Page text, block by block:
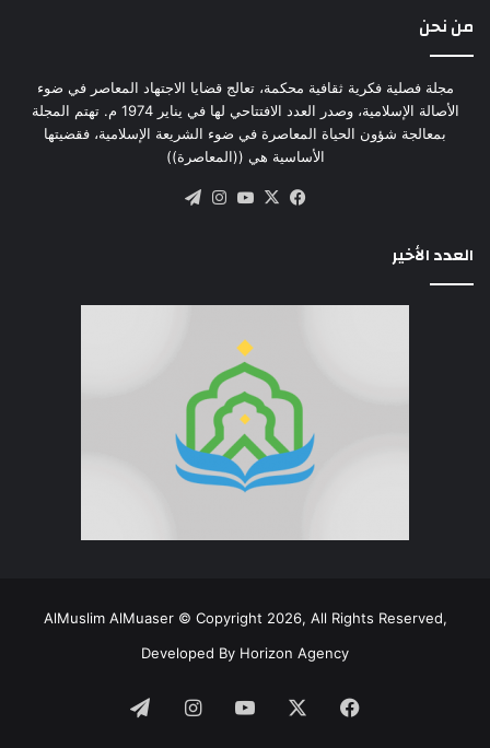
من نحن
مجلة فصلية فكرية ثقافية محكمة، تعالج قضايا الاجتهاد المعاصر في ضوء
الأصالة الإسلامية، وصدر العدد الافتتاحي لها في يناير 1974 م. تهتم المجلة
بمعالجة شؤون الحياة المعاصرة في ضوء الشريعة الإسلامية، فقضيتها
الأساسية هي ((المعاصرة))
فيسبوك
‫X
‫YouTube
انستقرام
العدد الأخير
AlMuslim AlMuaser © Copyright 2026, All Rights Reserved,
Developed By Horizon Agency
فيسبوك ‫YouTubeانستقرام